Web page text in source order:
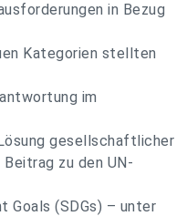
in Bezug
Kategorien stellten
im
gesellschaftlicher
zu den UN-
Goals (SDGs) – unter